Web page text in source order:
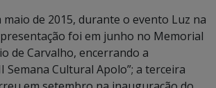
maio de 2015, durante o evento Luz na
foi em junho no Memorial
de Carvalho, encerrando a
Semana Cultural Apolo”; a terceira